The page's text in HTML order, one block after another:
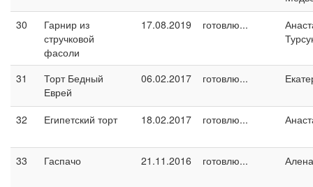
30
Гарнир из
стручковой
фасоли
17.08.2019 готовлю...
31
Торт Бедный
Еврей
06.02.2017 готовлю...
32 Египетский торт 18.02.2017 готовлю...
33 Гаспачо 21.11.2016 готовлю... Алена